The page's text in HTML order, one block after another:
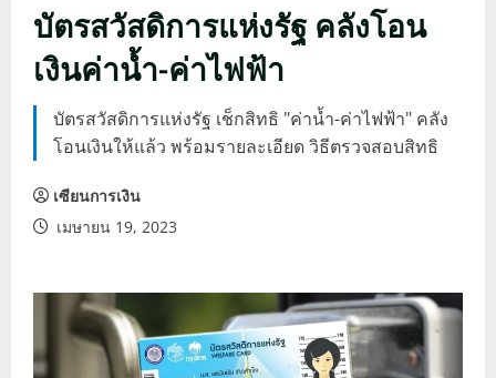
บัตรสวัสดิการแห่งรัฐ คลังโอน
เงินค่าน้ำ-ค่าไฟฟ้า
บัตรสวัสดิการแห่งรัฐ เช็กสิทธิ "ค่าน้ำ-ค่าไฟฟ้า" คลัง
โอนเงินให้แล้ว พร้อมรายละเอียด วิธีตรวจสอบสิทธิ
เซียนการเงิน
เมษายน 19, 2023